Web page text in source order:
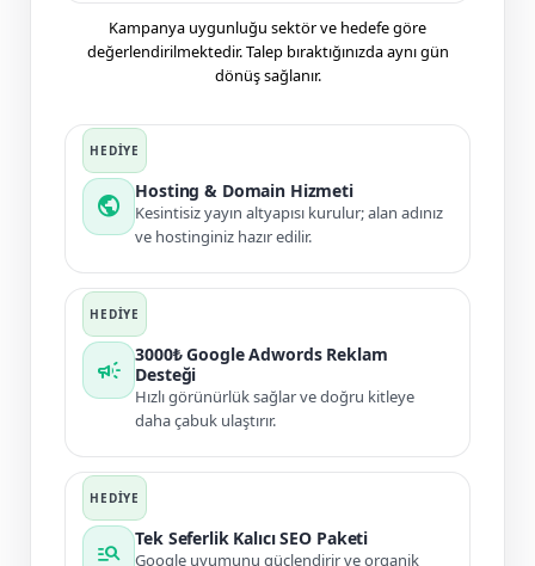
Kampanya uygunluğu sektör ve hedefe göre
değerlendirilmektedir. Talep bıraktığınızda aynı gün
dönüş sağlanır.
public
Hosting & Domain Hizmeti
Kesintisiz yayın altyapısı kurulur; alan adınız
ve hostinginiz hazır edilir.
campaign
3000₺ Google Adwords Reklam
Desteği
Hızlı görünürlük sağlar ve doğru kitleye
daha çabuk ulaştırır.
manage_search
Tek Seferlik Kalıcı SEO Paketi
Google uyumunu güçlendirir ve organik